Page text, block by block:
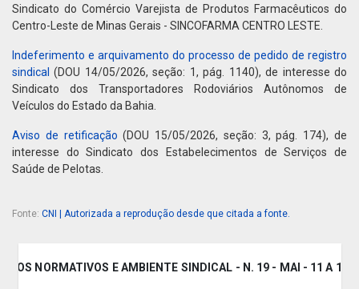
Sindicato do Comércio Varejista de Produtos Farmacêuticos do
Centro-Leste de Minas Gerais - SINCOFARMA CENTRO LESTE.
Indeferimento e arquivamento do processo de pedido de registro
sindical (DOU 14/05/2026, seção: 1, pág. 1140), de interesse do
Sindicato dos Transportadores Rodoviários Autônomos de
Veículos do Estado da Bahia.
Aviso de retificação (DOU 15/05/2026, seção: 3, pág. 174), de
interesse do Sindicato dos Estabelecimentos de Serviços de
Saúde de Pelotas.
Fonte: CNI | Autorizada a reprodução desde que citada a fonte.
ATOS NORMATIVOS E AMBIENTE SINDICAL - N. 19 - MAI - 11 A